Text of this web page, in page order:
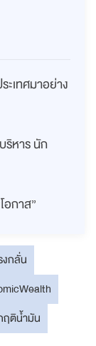
ะเทศมาอย่าง
ริหาร นัก
อกาส”
งกลั่น
ฤติน้ำมัน